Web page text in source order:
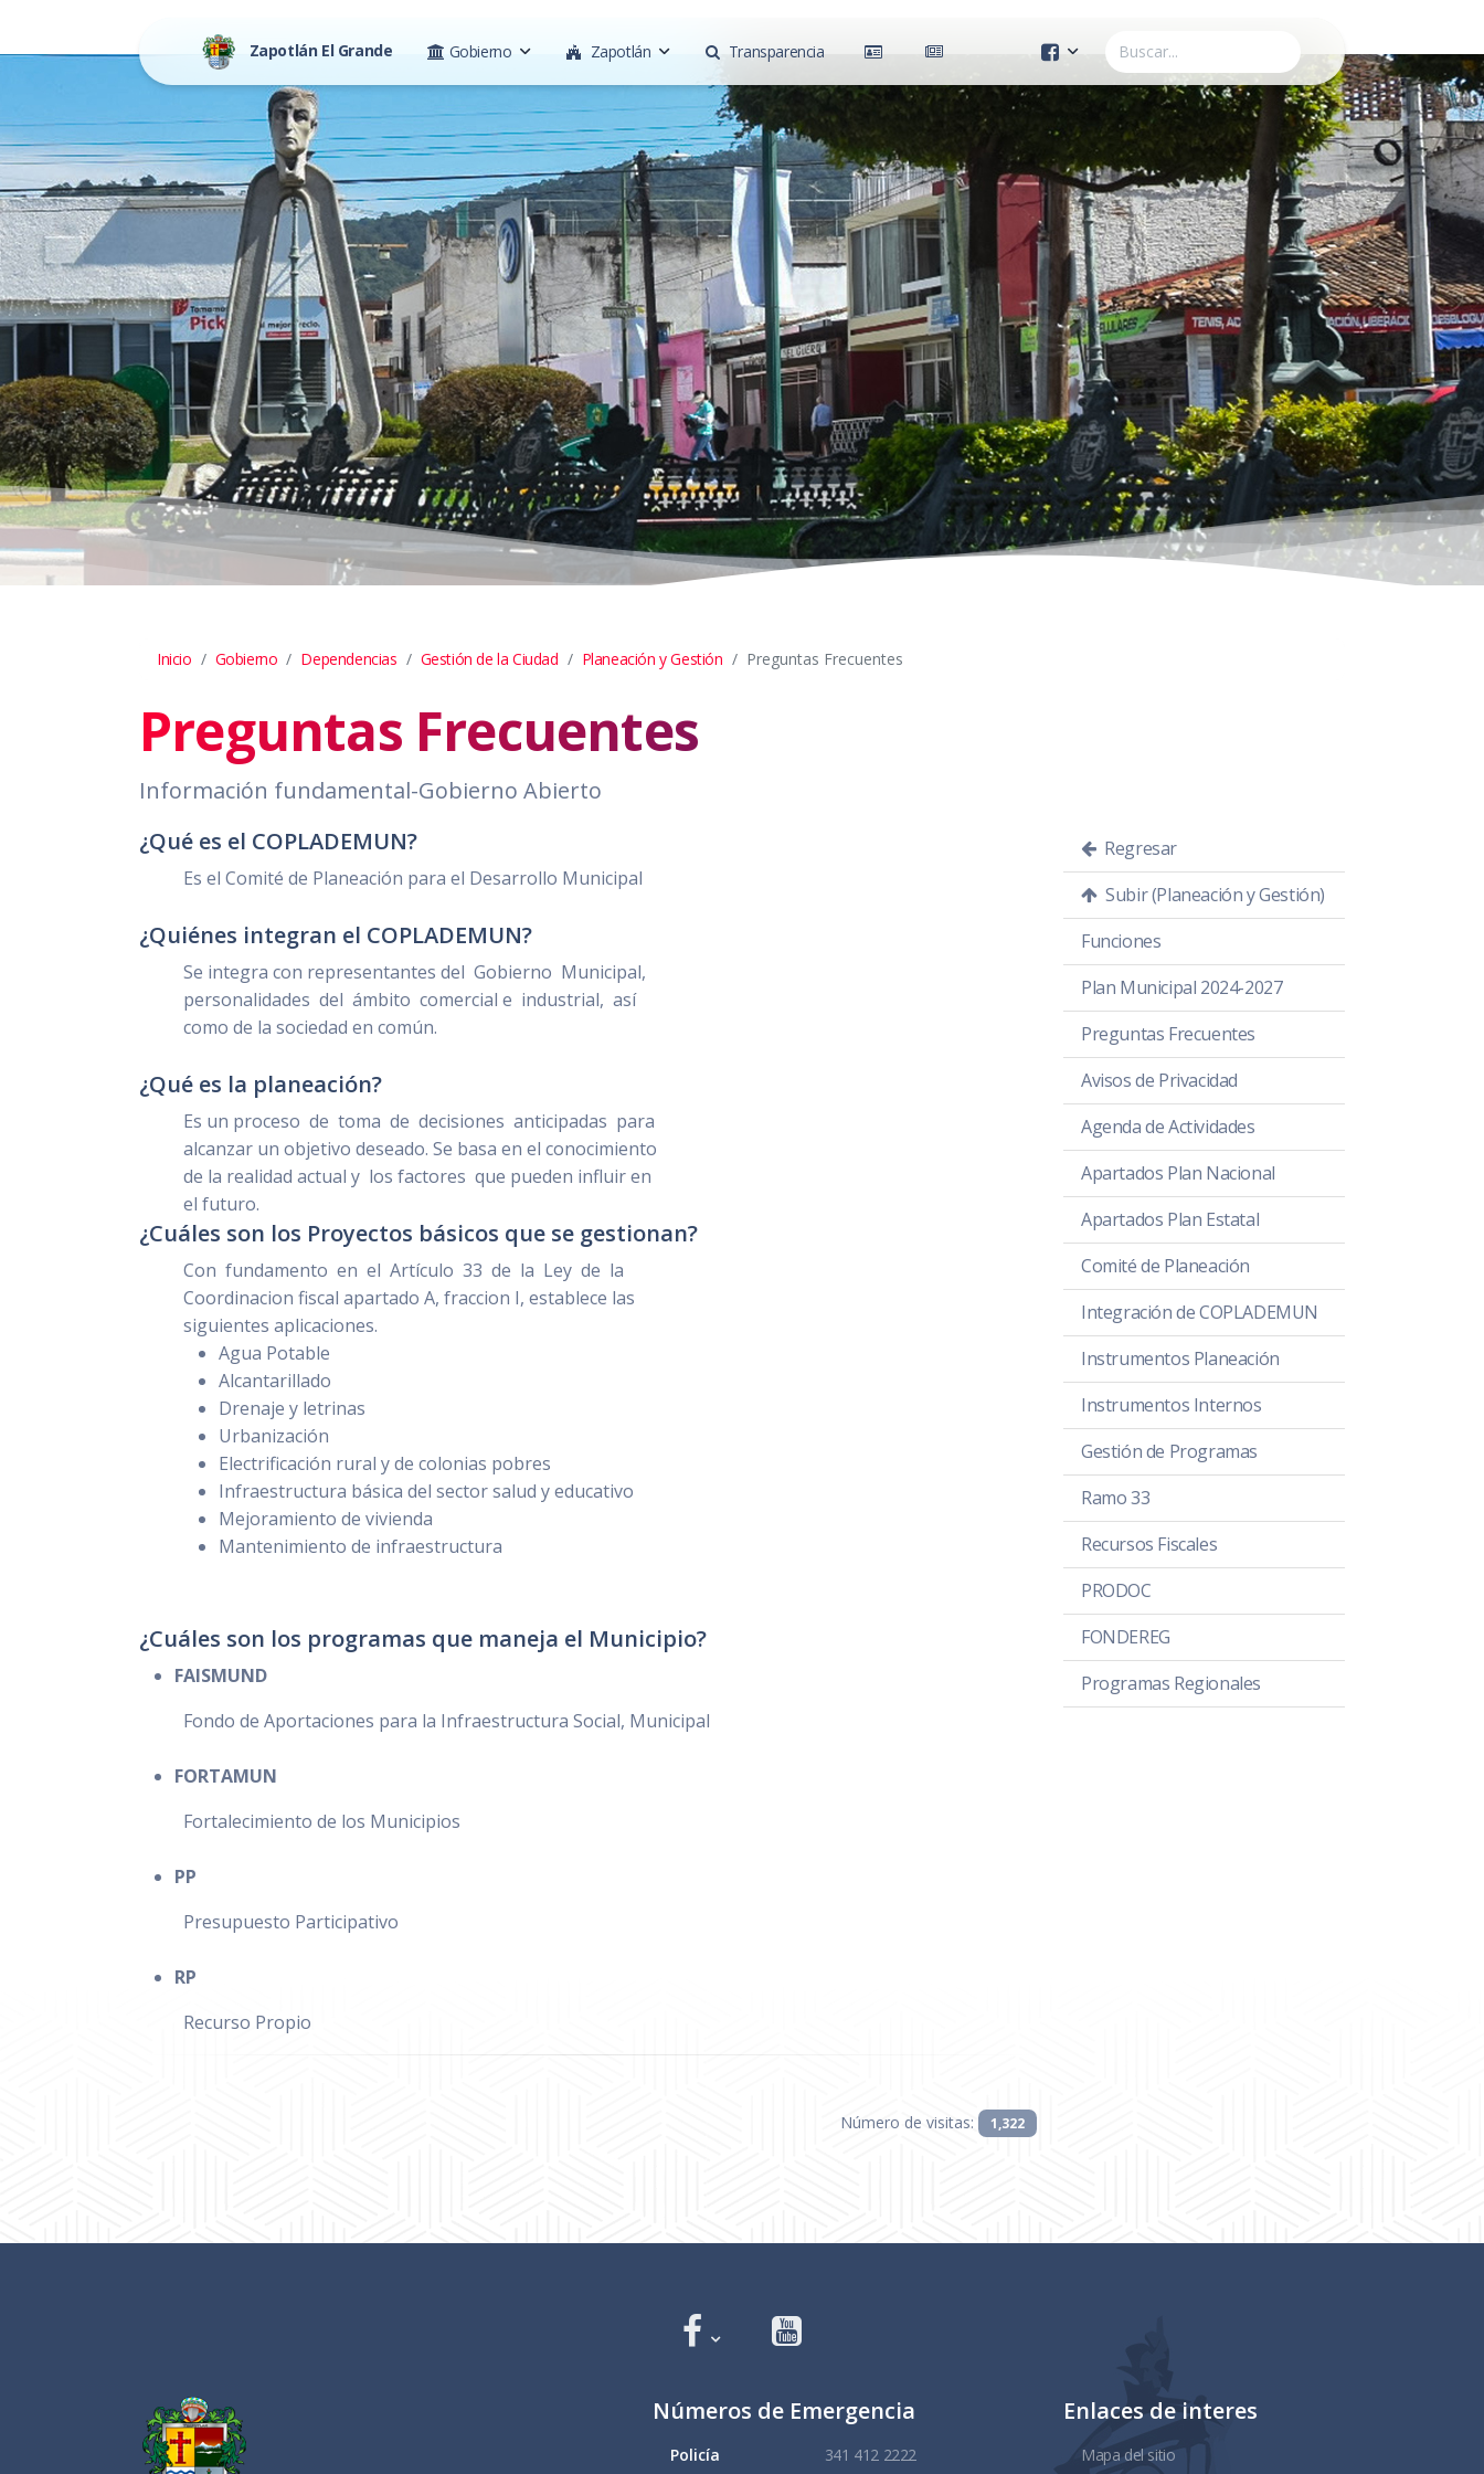
Zapotlán El Grande Gobierno Zapotlán Transparencia
Cuenta Oficial
Construcción de Comunidad
Servicios Públicos
Instituto de la Mujer
Tránsito y Vialidad
Gestión de la Ciudad
Youtube
Inicio Gobierno Dependencias Gestión de la Ciudad Planeación y Gestión Preguntas Frecuentes
Preguntas Frecuentes
Información fundamental-Gobierno Abierto
¿Qué es el COPLADEMUN?
Es el Comité de Planeación para el Desarrollo Municipal
¿Quiénes integran el COPLADEMUN?
Se integra con representantes del Gobierno Municipal,
personalidades del ámbito comercial e industrial, así
como de la sociedad en común.
¿Qué es la planeación?
Es un proceso de toma de decisiones anticipadas para
alcanzar un objetivo deseado. Se basa en el conocimiento
de la realidad actual y los factores que pueden influir en
el futuro.
¿Cuáles son los Proyectos básicos que se gestionan?
Con fundamento en el Artículo 33 de la Ley de la
Coordinacion fiscal apartado A, fraccion I, establece las
siguientes aplicaciones.
Agua Potable
Alcantarillado
Drenaje y letrinas
Urbanización
Electrificación rural y de colonias pobres
Infraestructura básica del sector salud y educativo
Mejoramiento de vivienda
Mantenimiento de infraestructura
¿Cuáles son los programas que maneja el Municipio?
FAISMUND
Fondo de Aportaciones para la Infraestructura Social, Municipal
FORTAMUN
Fortalecimiento de los Municipios
PP
Presupuesto Participativo
RP
Recurso Propio
Número de visitas: 1,322
Regresar
Subir (Planeación y Gestión)
Funciones
Plan Municipal 2024-2027
Preguntas Frecuentes
Avisos de Privacidad
Agenda de Actividades
Apartados Plan Nacional
Apartados Plan Estatal
Comité de Planeación
Integración de COPLADEMUN
Instrumentos Planeación
Instrumentos Internos
Gestión de Programas
Ramo 33
Recursos Fiscales
PRODOC
FONDEREG
Programas Regionales
Números de Emergencia
Policía 341 412 2222
Enlaces de interes
Mapa del sitio